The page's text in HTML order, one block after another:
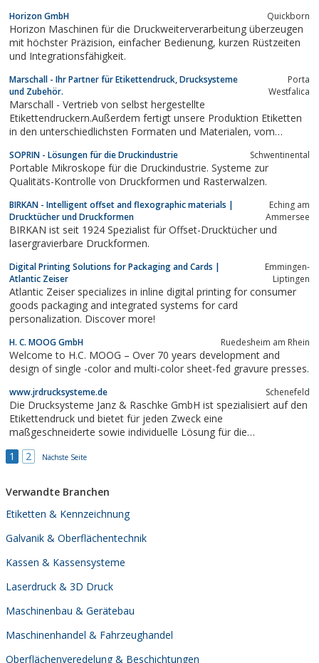
Horizon GmbH Quickborn
Horizon Maschinen für die Druckweiterverarbeitung überzeugen
mit höchster Präzision, einfacher Bedienung, kurzen Rüstzeiten
und Integrationsfähigkeit.
Marschall - Ihr Partner für Etikettendruck, Drucksysteme
und Zubehör.
Porta
Westfalica
Marschall - Vertrieb von selbst hergestellte
Etikettendruckern.Außerdem fertigt unsere Produktion Etiketten
in den unterschiedlichsten Formaten und Materialen, vom
SOPRIN - Lösungen für die Druckindustrie Schwentinental
Portable Mikroskope für die Druckindustrie. Systeme zur
Qualitäts-Kontrolle von Druckformen und Rasterwalzen.
BIRKAN - Intelligent offset and flexographic materials |
Drucktücher und Druckformen
Eching am
Ammersee
BIRKAN ist seit 1924 Spezialist für Offset-Drucktücher und
lasergravierbare Druckformen.
Digital Printing Solutions for Packaging and Cards |
Atlantic Zeiser
Emmingen-
Liptingen
Atlantic Zeiser specializes in inline digital printing for consumer
goods packaging and integrated systems for card
personalization. Discover more!
H. C. MOOG GmbH Ruedesheim am Rhein
Welcome to H.C. MOOG – Over 70 years development and
design of single -color and multi-color sheet-fed gravure presses.
www.jrdrucksysteme.de Schenefeld
Die Drucksysteme Janz & Raschke GmbH ist spezialisiert auf den
Etikettendruck und bietet für jeden Zweck eine
maßgeschneiderte sowie individuelle Lösung für die
1 2 Nächste Seite
Verwandte Branchen
Etiketten & Kennzeichnung
Galvanik & Oberflächentechnik
Kassen & Kassensysteme
Laserdruck & 3D Druck
Maschinenbau & Gerätebau
Maschinenhandel & Fahrzeughandel
Oberflächenveredelung & Beschichtungen